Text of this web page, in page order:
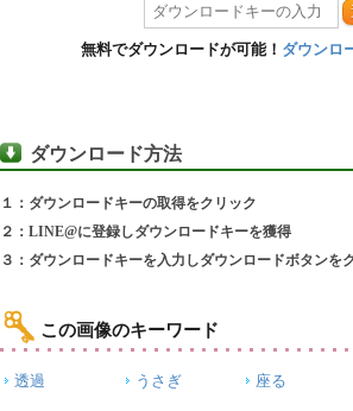
無料でダウンロードが可能！ ダウンロ
ダウンロード方法
１：ダウンロードキーの取得をクリック
２：LINE@に登録しダウンロードキーを獲得
３：ダウンロードキーを入力しダウンロードボタンを
この画像のキーワード
透過 うさぎ 座る